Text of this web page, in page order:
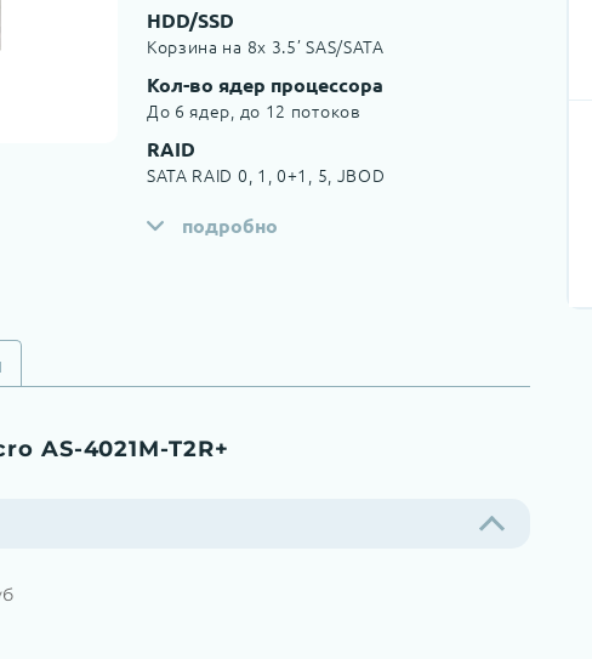
HDD/SSD
Корзина на 8x 3.5’ SAS/SATA
Кол-во ядер процессора
До 6 ядер, до 12 потоков
RAID
SATA RAID 0, 1, 0+1, 5, JBOD
подробно
AS-4021M-T2R+